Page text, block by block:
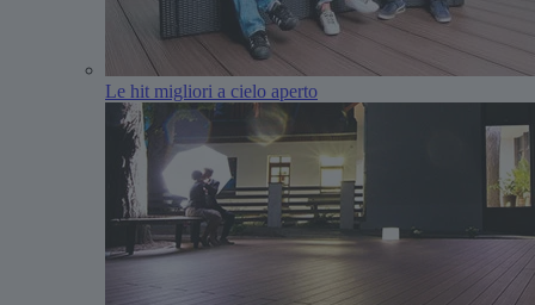
Le hit migliori a cielo aperto